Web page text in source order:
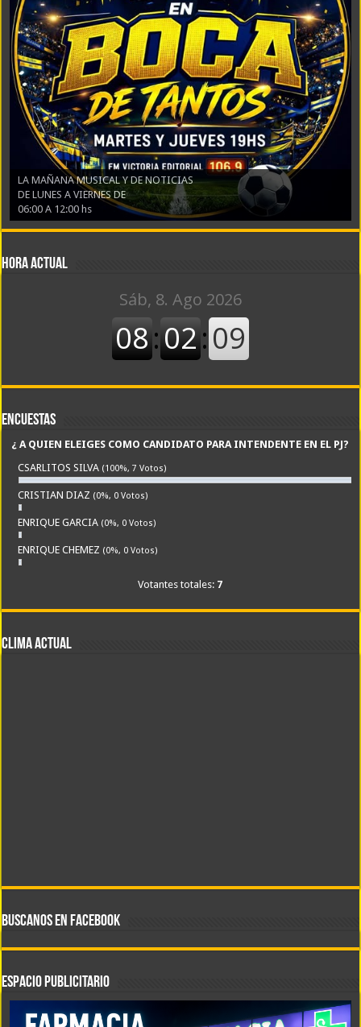
LA MAÑANA MUSICAL Y DE NOTICIAS
DE LUNES A VIERNES DE
06:00 A 12:00 hs
Hora actual
Encuestas
¿ A QUIEN ELEIGES COMO CANDIDATO PARA INTENDENTE EN EL PJ?
CSARLITOS SILVA (100%, 7 Votos)
CRISTIAN DIAZ (0%, 0 Votos)
ENRIQUE GARCIA (0%, 0 Votos)
ENRIQUE CHEMEZ (0%, 0 Votos)
Votantes totales: 7
CLIMA ACTUAL
BUSCANOS EN FACEBOOK
ESPACIO PUBLICITARIO